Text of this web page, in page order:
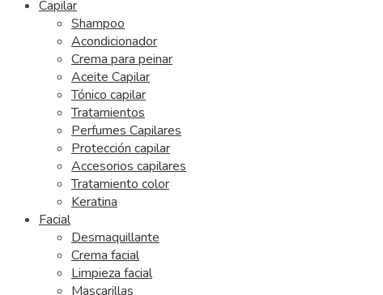
Capilar
Shampoo
Acondicionador
Crema para peinar
Aceite Capilar
Tónico capilar
Tratamientos
Perfumes Capilares
Protección capilar
Accesorios capilares
Tratamiento color
Keratina
Facial
Desmaquillante
Crema facial
Limpieza facial
Mascarillas